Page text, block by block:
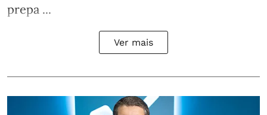
prepa ...
Ver mais